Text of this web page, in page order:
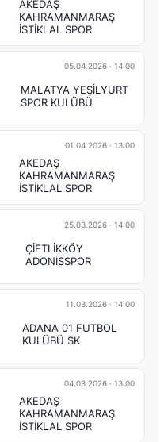
AKEDAŞ
KAHRAMANMARAŞ
İSTİKLAL SPOR
05.04.2026 · 14:00
MALATYA YEŞİLYURT
SPOR KULÜBÜ
01.04.2026 · 13:00
AKEDAŞ
KAHRAMANMARAŞ
İSTİKLAL SPOR
25.03.2026 · 14:00
ÇİFTLİKKÖY
ADONİSSPOR
11.03.2026 · 14:00
ADANA 01 FUTBOL
KULÜBÜ SK
04.03.2026 · 13:00
AKEDAŞ
KAHRAMANMARAŞ
İSTİKLAL SPOR